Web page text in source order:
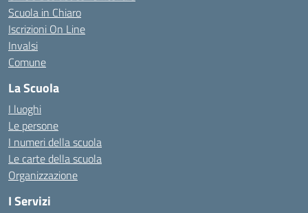
Scuola in Chiaro
Iscrizioni On Line
Invalsi
Comune
La Scuola
I luoghi
Le persone
I numeri della scuola
Le carte della scuola
Organizzazione
I Servizi